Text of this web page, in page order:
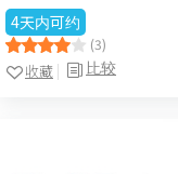
4天内可约
(3)
比较
收藏